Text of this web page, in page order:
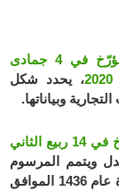
مرسوم تنفيذي رقم 20-389 مؤرّخ في 4 جمادى
، يحدد شكل
وبياناتها.
مرسوم تنفيذي رقم 20-355 مؤرّخ في 14 ربيع الثاني
ويتمم المرسوم
التنفيذي رقم 15-234 المؤرخ في 14 ذي القعدة عام 1436 الموافق